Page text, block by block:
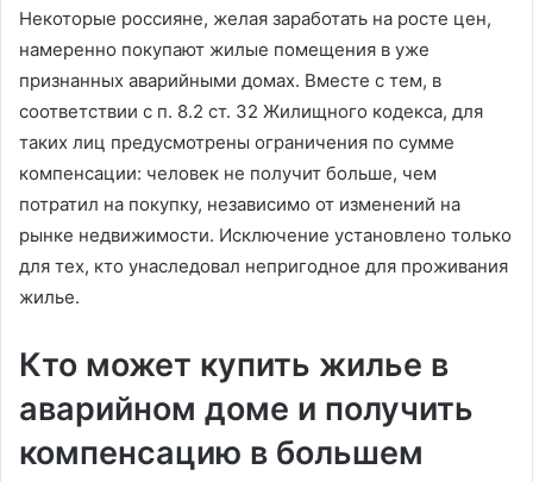
Некоторые россияне, желая заработать на росте цен,
намеренно покупают жилые помещения в уже
признанных аварийными домах. Вместе с тем, в
соответствии с п. 8.2 ст. 32 Жилищного кодекса, для
таких лиц предусмотрены ограничения по сумме
компенсации: человек не получит больше, чем
потратил на покупку, независимо от изменений на
рынке недвижимости. Исключение установлено только
для тех, кто унаследовал непригодное для проживания
жилье.
Кто может купить жилье в
аварийном доме и получить
компенсацию в большем